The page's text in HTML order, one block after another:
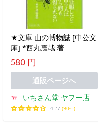
★文庫 山の博物誌 [中公文
庫] *西丸震哉 著
580 円
通販ページへ
いちさん堂 ヤフー店
4.77 (90件)